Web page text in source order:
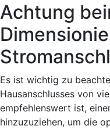
Achtung
Es ist wichtig zu
Hausanschlusses von
empfehlenswert ist,
hinzuzuziehen, um die